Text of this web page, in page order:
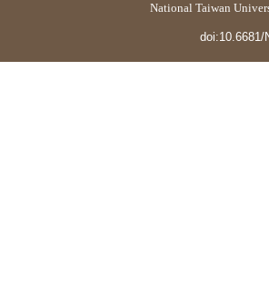
National Taiwan
doi:10.6681/